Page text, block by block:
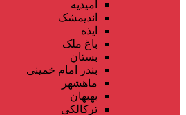
امیدیه
اندیمشک
ایذه
باغ ملک
بستان
بندر امام خمینی
ماهشهر
بهبهان
ترکالکی